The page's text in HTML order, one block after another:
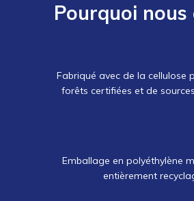
Pourquoi nous
Fabriqué avec de la cellulose
forêts certifiées et de
Emballage en polyéthylène
entièrement